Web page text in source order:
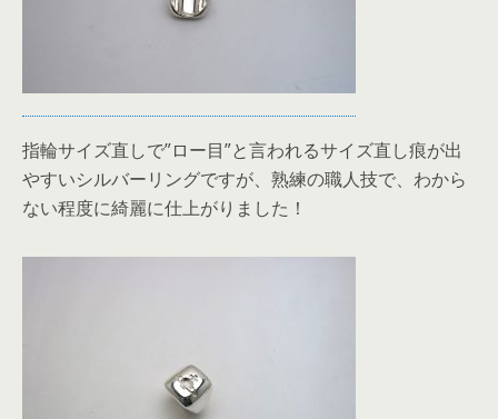
指輪サイズ直しで”ロー目”と言われるサイズ直し痕が出
やすいシルバーリングですが、熟練の職人技で、わから
ない程度に綺麗に仕上がりました！